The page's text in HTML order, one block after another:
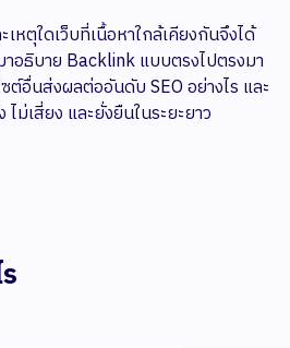
หตุใดเว็บที่เนื้อหาใกล้เคียงกันจึงได้
อธิบาย Backlink แบบตรงไปตรงมา
ต์อื่นส่งผลต่ออันดับ SEO อย่างไร และ
ไม่เสี่ยง และยั่งยืนในระยะยาว